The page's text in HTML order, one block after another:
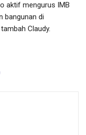
aktif mengurus IMB
bangunan di
Claudy.